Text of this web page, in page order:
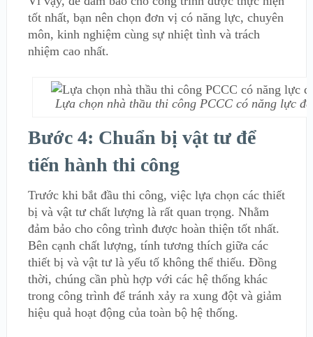
tốt nhất, bạn nên chọn đơn vị có năng lực, chuyên
môn, kinh nghiệm cùng sự nhiệt tình và trách
nhiệm cao nhất.
Lựa chọn nhà thầu thi công PCCC có năng lực
Bước 4: Chuẩn bị vật tư để
tiến hành thi công
Trước khi bắt đầu thi công, việc lựa chọn các thiết
bị và vật tư chất lượng là rất quan trọng. Nhằm
đảm bảo cho công trình được hoàn thiện tốt nhất.
Bên cạnh chất lượng, tính tương thích giữa các
thiết bị và vật tư là yếu tố không thể thiếu. Đồng
thời, chúng cần phù hợp với các hệ thống khác
trong công trình để tránh xảy ra xung đột và giảm
hiệu quả hoạt động của toàn bộ hệ thống.